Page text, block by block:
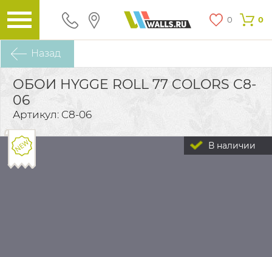
0 0
Назад
ОБОИ HYGGE ROLL 77 COLORS C8-
06
Артикул: C8-06
В наличии